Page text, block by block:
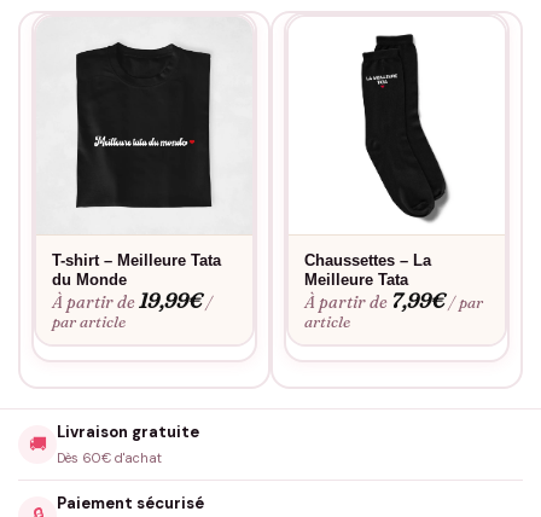
T-shirt – Meilleure Tata
du Monde
À partir de19,99€ /
par article
Chaussettes – La
Meilleure Tata
À partir de 7,99€ / par
article
🚚
Livraison gratuite
Dès 60€ d'achat
Paiement sécurisé